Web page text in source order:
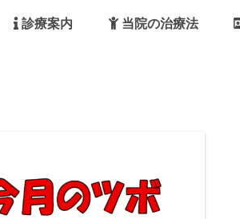
診療案内 当院の治療法